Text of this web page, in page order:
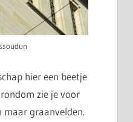
hier een beetje
zie je voor
maar graanvelden.